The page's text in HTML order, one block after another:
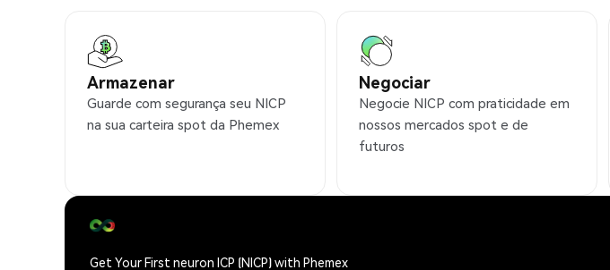
Armazenar
Guarde com segurança seu NICP
na sua carteira spot da Phemex
Negociar
Negocie NICP com praticidade em
nossos mercados spot e de
futuros
Get Your First neuron ICP (NICP) with Phemex